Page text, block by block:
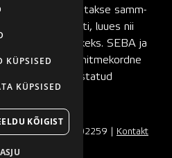
rulluiske arendatakse samm-
komponenti, luues nii
rulluiskude tekkeks. SEBA ja
asutajaks on mitmekordne
tunnustatud
OÜ | Reg. nr. 11502259 | Kontakt
KÜPSISED
KÜPSISED
KÕIGIST